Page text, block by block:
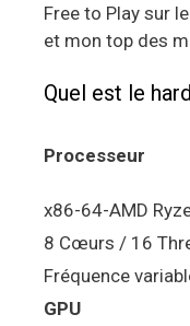
Free to Play sur
et mon top des
Quel est le
Processeur
x86-64-AMD
8 Cœurs / 16
Fréquence
GPU